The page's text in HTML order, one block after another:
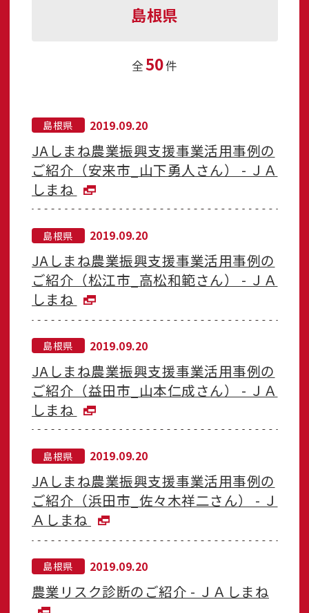
島根県
全50件
島根県 2019.09.20
JAしまね農業振興支援事業活用事例の
ご紹介（安来市_山下勇人さん） - ＪＡ
しまね
島根県 2019.09.20
JAしまね農業振興支援事業活用事例の
ご紹介（松江市_高松和範さん） - ＪＡ
しまね
島根県 2019.09.20
JAしまね農業振興支援事業活用事例の
ご紹介（益田市_山本仁成さん） - ＪＡ
しまね
島根県 2019.09.20
JAしまね農業振興支援事業活用事例の
ご紹介（浜田市_佐々木祥二さん） - Ｊ
Ａしまね
島根県 2019.09.20
農業リスク診断のご紹介 - ＪＡしまね